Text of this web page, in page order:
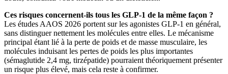
Ces risques concernent-ils tous les GLP-1 de la même façon ?
Les études AAOS 2026 portent sur les agonistes GLP-1 en général,
sans distinguer nettement les molécules entre elles. Le mécanisme
principal étant lié à la perte de poids et de masse musculaire, les
molécules induisant les pertes de poids les plus importantes
(sémaglutide 2,4 mg, tirzépatide) pourraient théoriquement présenter
un risque plus élevé, mais cela reste à confirmer.